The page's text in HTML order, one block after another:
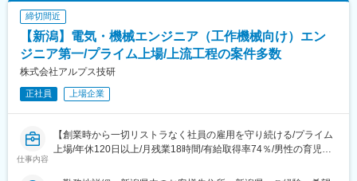
す。案件が豊富なため、現在のキャリア停滞を感じている方も、
希望に沿った領域へステップアップしやすい環境です。
■同社で働くメリット：
【経営の安定】自己資本比率65.8％で経営安定(※通常40％以上で
健全)／さらに売上・経常利益ともに年々増加傾向／株式上場後は
20年以上黒字経営／創業から40年以上一度も社員の人員整理をし
ていません。
り、上流工程にも携われます。様々のな大手企業の最先端プロジ
ェクトに携わることができるので、製品・分野の垣根を越えて、
締切間近
【新潟】電気・機械エンジニア（工作機械向け）エン
ジニア第一/プライム上場/上流工程の案件多数
株式会社アルプス技研
正社員 上場企業
仕事内容
【創業時から一切リストラなく社員の雇用を守り続ける/プライム
上場/年休120日以上/月残業18時間/有給取得率74％/男性の育児・